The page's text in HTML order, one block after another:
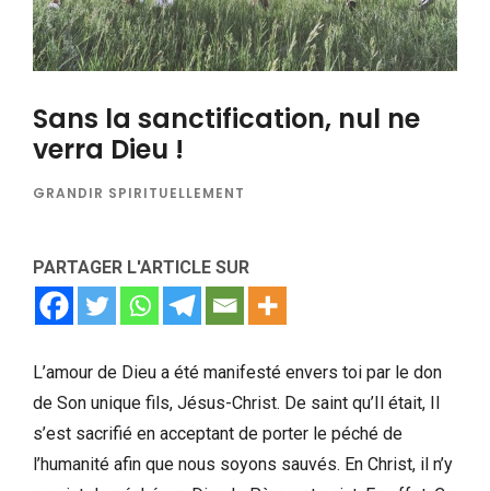
Sans la sanctification, nul ne
verra Dieu !
GRANDIR SPIRITUELLEMENT
PARTAGER L'ARTICLE SUR
L’amour de Dieu a été manifesté envers toi par le don
de Son unique fils, Jésus-Christ. De saint qu’Il était, Il
s’est sacrifié en acceptant de porter le péché de
l’humanité afin que nous soyons sauvés. En Christ, il n’y